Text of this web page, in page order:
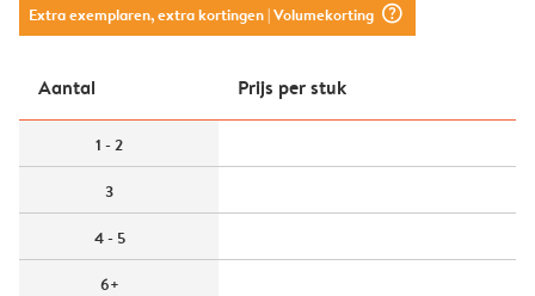
Extra exemplaren, extra kortingen| Volumekorting question_mark_circle
Aantal Prijs per stuk
1 - 2
3
4 - 5
6+